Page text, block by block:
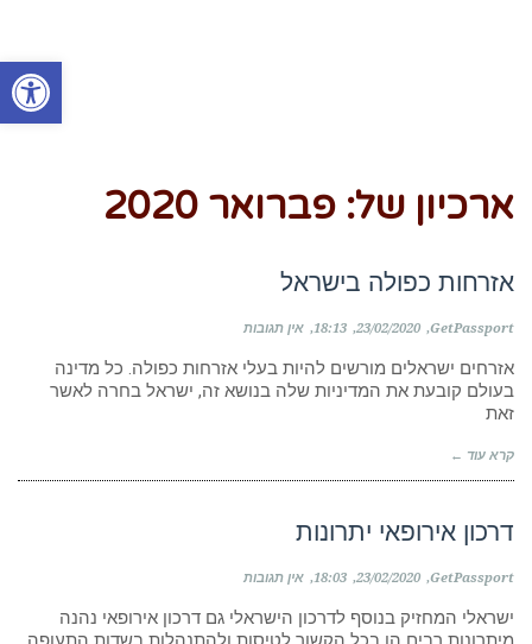
פתח
ארכיון של: פברואר 2020
אזרחות כפולה בישראל
GetPassport
23/02/2020
18:13 אין תגובות
אזרחים ישראלים מורשים להיות בעלי אזרחות כפולה. כל מדינה
בעולם קובעת את המדיניות שלה בנושא זה, ישראל בחרה לאשר
זאת
קרא עוד ←
דרכון אירופאי יתרונות
GetPassport
23/02/2020
18:03 אין תגובות
ישראלי המחזיק בנוסף לדרכון הישראלי גם דרכון אירופאי נהנה